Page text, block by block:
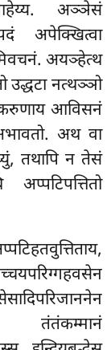
अञ्ञेसं
अपेक्खित्वा
अयञ्हेत्थ
उद्धटा नत्थञ्ञो
करुणाय आविसनं
अथ वा
तथापि न तेसं